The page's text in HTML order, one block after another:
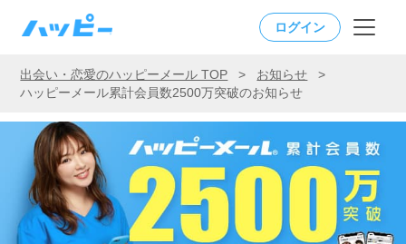
ログイン
出会い・恋愛のハッピーメール TOP > お知らせ
>
ハッピーメール累計会員数2500万突破のお知らせ